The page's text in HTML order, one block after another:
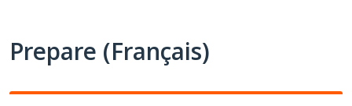
Prepare (Français)